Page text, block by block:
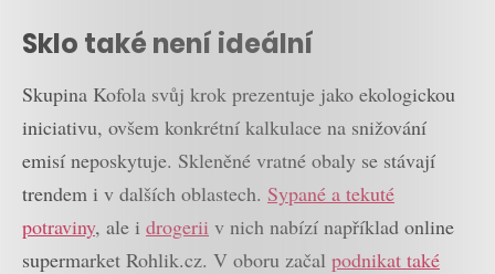
Sklo také není ideální
Skupina Kofola svůj krok prezentuje jako ekologickou
iniciativu, ovšem konkrétní kalkulace na snižování
emisí neposkytuje. Skleněné vratné obaly se stávají
trendem i v dalších oblastech. Sypané a tekuté
potraviny, ale i drogerii v nich nabízí například online
supermarket Rohlik.cz. V oboru začal podnikat také